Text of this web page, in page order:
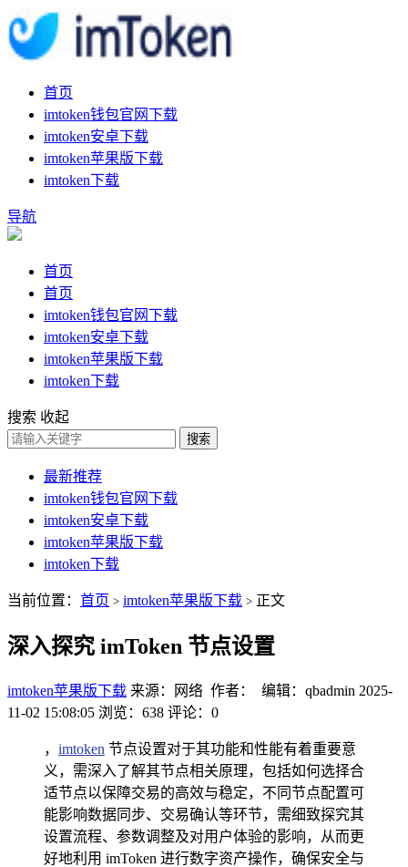
首页
imtoken钱包官网下载
imtoken安卓下载
imtoken苹果版下载
imtoken下载
导航
首页
首页
imtoken钱包官网下载
imtoken安卓下载
imtoken苹果版下载
imtoken下载
搜索 收起
搜索
最新推荐
imtoken钱包官网下载
imtoken安卓下载
imtoken苹果版下载
imtoken下载
当前位置： 首页 > imtoken苹果版下载 > 正文
深入探究 imToken 节点设置
imtoken苹果版下载 来源：网络 作者： 编辑：qbadmin 2025-
11-02 15:08:05 浏览：638 评论：0
， imtoken 节点设置对于其功能和性能有着重要意
义，需深入了解其节点相关原理，包括如何选择合
适节点以保障交易的高效与稳定，不同节点配置可
能影响数据同步、交易确认等环节，需细致探究其
设置流程、参数调整及对用户体验的影响，从而更
好地利用 imToken 进行数字资产操作，确保安全与